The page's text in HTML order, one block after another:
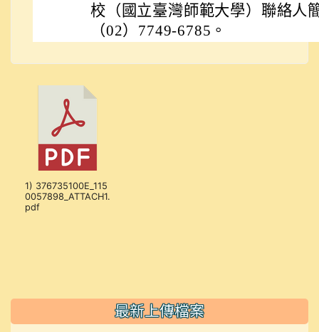
校（國立臺灣師範大學）聯絡人
（02）7749-6785。
1) 376735100E_115
0057898_ATTACH1.
pdf
最新上傳檔案